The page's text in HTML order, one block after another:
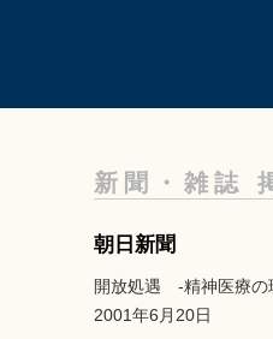
新聞・雑誌
朝日新聞
開放処遇 -精神医療の
2001年6月20日